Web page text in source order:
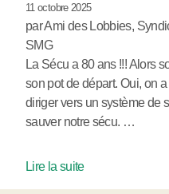
11 octobre 2025
par Ami des Lobbies,
SMG
La Sécu a 80 ans !!! Alors
son pot de départ. Oui, on
diriger vers un système de
sauver notre sécu. …
Lire la suite